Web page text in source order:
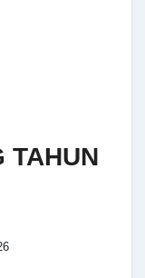
TAHUN